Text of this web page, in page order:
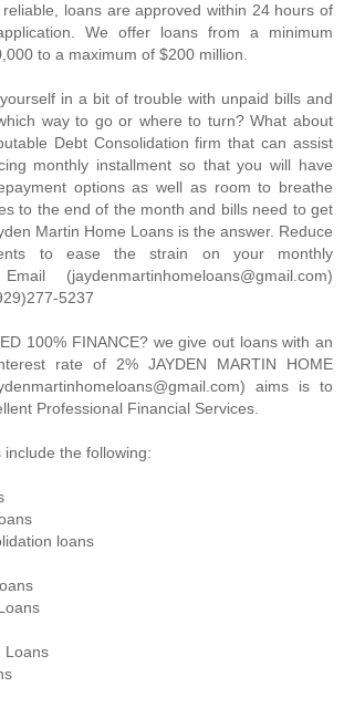
loans are approved within 24 hours of
We offer loans from a minimum
to a maximum of $200 million.
in a bit of trouble with unpaid bills and
way to go or where to turn? What about
Debt Consolidation firm that can assist
monthly installment so that you will have
options as well as room to breathe
to the end of the month and bills need to get
Martin Home Loans is the answer. Reduce
to ease the strain on your monthly
(jaydenmartinhomeloans@gmail.com)
5237
100% FINANCE? we give out loans with an
rate of 2% JAYDEN MARTIN HOME
aims is to
Professional Financial Services.
include the following:
loans
Loans